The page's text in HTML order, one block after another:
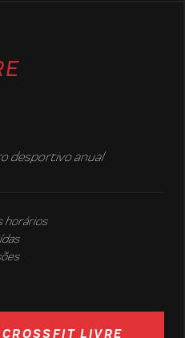
desportivo anual
horários
LIVRE